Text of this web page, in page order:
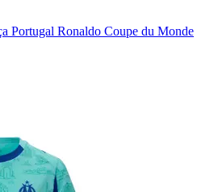
Portugal Ronaldo Coupe du Monde